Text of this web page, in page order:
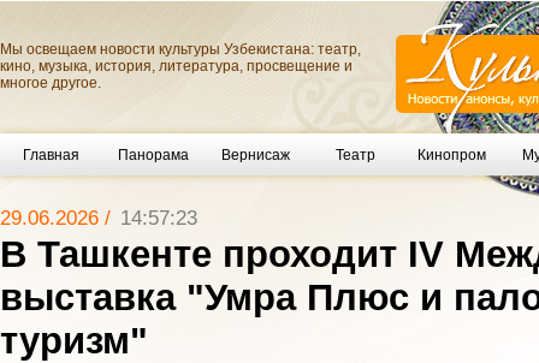
Мы освещаем новости культуры Узбекистана: театр,
кино, музыка, история, литература, просвещение и
многое другое.
Главная Панорама Вернисаж Театр Кинопром
29.06.2026 / 14:57:23
В Ташкенте проходит IV
выставка "Умра Плюс и
туризм"